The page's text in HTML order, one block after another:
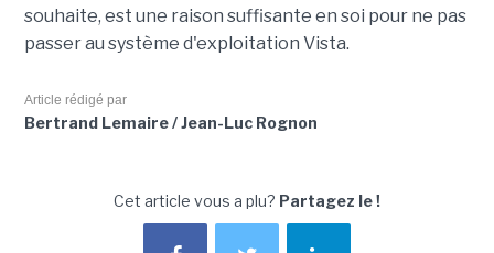
souhaite, est une raison suffisante en soi pour ne pas
passer au système d'exploitation Vista.
Article rédigé par
Bertrand Lemaire / Jean-Luc Rognon
Cet article vous a plu? Partagez le !